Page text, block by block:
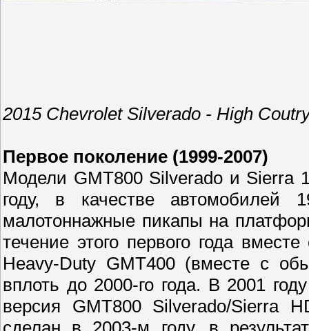
2015 Chevrolet Silverado - High
Первое поколение (1999-2007)
Модели GMT800 Silverado и Sierra
году, в качестве автомобилей
малотоннажные пикапы на
течение этого первого года
Heavy-Duty GMT400 (вместе с
вплоть до 2000-го года. В 2001
версия GMT800 Silverado/Sierra